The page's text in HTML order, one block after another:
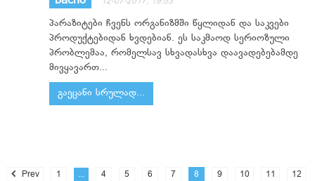
პარაზიტები ჩვენს ორგანიზმში წყლიდან და საკვები
პროდუქტებიდან ხვდებიან. ეს საკმაოდ სერიოზული
პრობლემაა, რომელსავ სხვადასხვა დაავადებებამდე
მივყავართ...
გაეცანი სრულად...
Prev 1 ... 4 5 6 7 8 9 10 11
12